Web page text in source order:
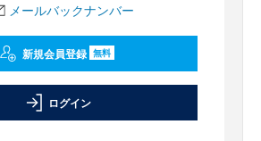
メールバックナンバー
新規会員登録 無料
ログイン